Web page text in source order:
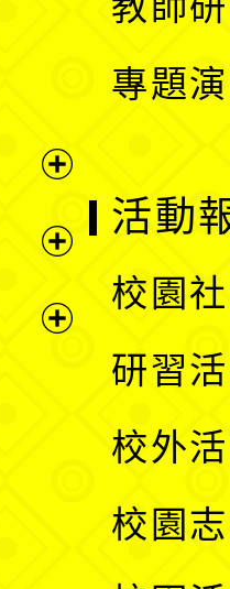
專題
選
活動
校園
研習
校外
校園